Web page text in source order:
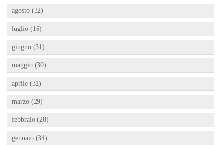
agosto (32)
luglio (16)
giugno (31)
maggio (30)
aprile (32)
marzo (29)
febbraio (28)
gennaio (34)